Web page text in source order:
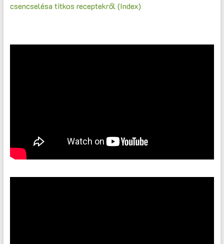
csencselésa titkos receptekről (Index)